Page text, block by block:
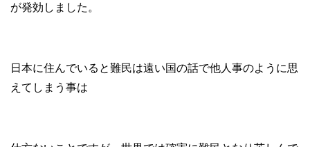
が発効しました。
日本に住んでいると難民は遠い国の話で他人事のように思
えてしまう事は